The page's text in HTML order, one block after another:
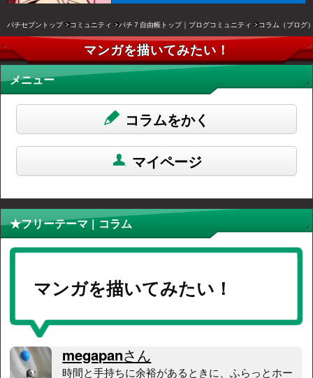
パチセブントップ コミュニティ パチ７自由帳トップ｜ブログコミュニティ コラム（ブログ
マンガを描いてみたい！
メニュー
コラムをかく
マイページ
★フリーテーマ | コラム
マンガを描いてみたい！
megapanさん
時間と手持ちに余裕があるときに、ふらっとホー